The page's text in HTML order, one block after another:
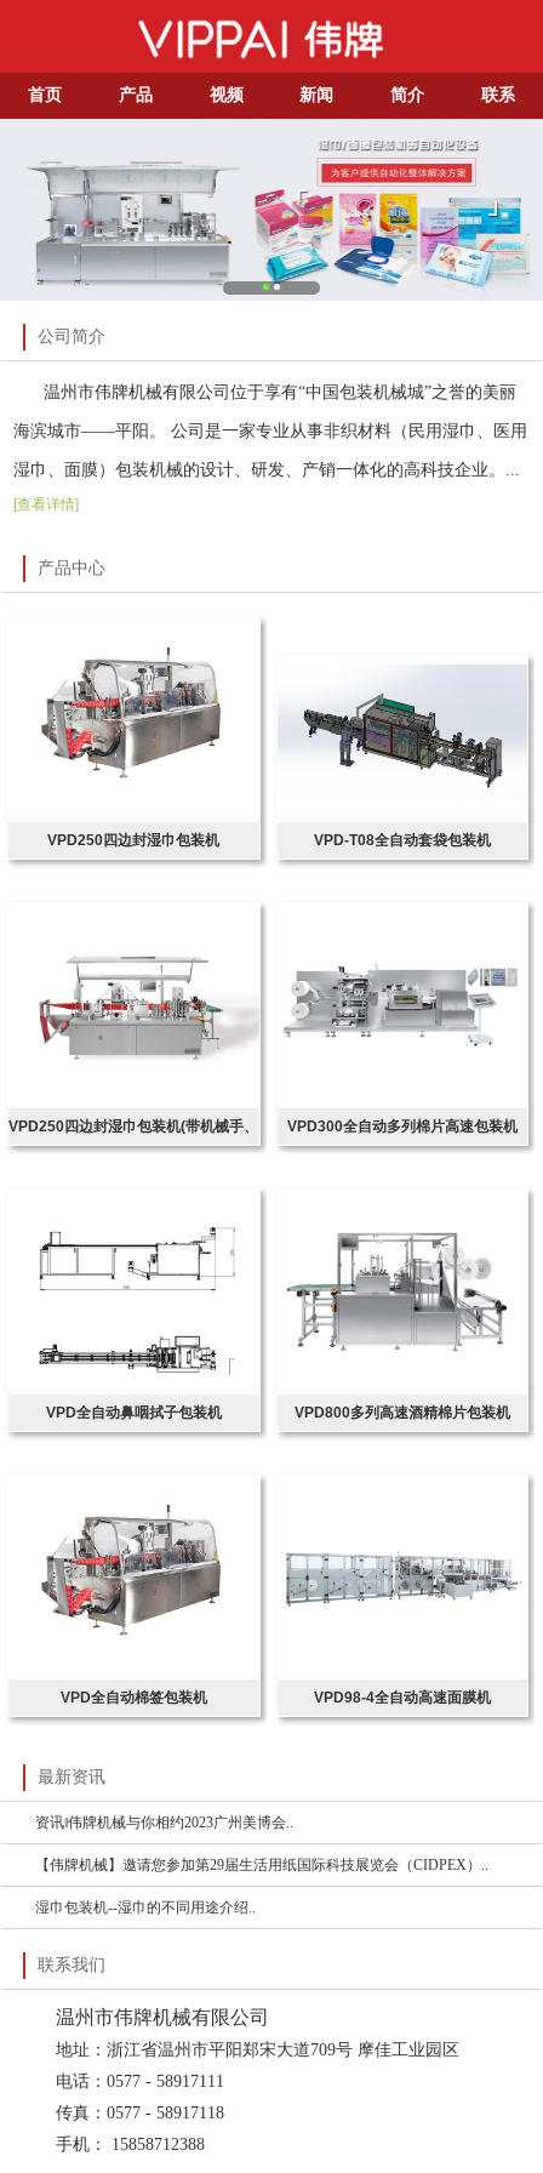
首页 产品 视频 新闻 简介 联系
公司简介
温州市伟牌机械有限公司位于享有“中国包装机械城”之誉的美丽
海滨城市——平阳。 公司是一家专业从事非织材料（民用湿巾、医用
湿巾、面膜）包装机械的设计、研发、产销一体化的高科技企业。...
[查看详情]
产品中心
VPD250四边封湿巾包装机 VPD-T08全自动套袋包装机
VPD250四边封湿巾包装机(带机械手、 VPD300全自动多列棉片高速包装机
VPD全自动鼻咽拭子包装机 VPD800多列高速酒精棉片包装机
VPD全自动棉签包装机 VPD98-4全自动高速面膜机
最新资讯
资讯‖伟牌机械与你相约2023广州美博会..
【伟牌机械】邀请您参加第29届生活用纸国际科技展览会（CIDPEX）..
湿巾包装机--湿巾的不同用途介绍..
联系我们
温州市伟牌机械有限公司
地址：浙江省温州市平阳郑宋大道709号 摩佳工业园区
电话：0577 - 58917111
传真：0577 - 58917118
手机： 15858712388